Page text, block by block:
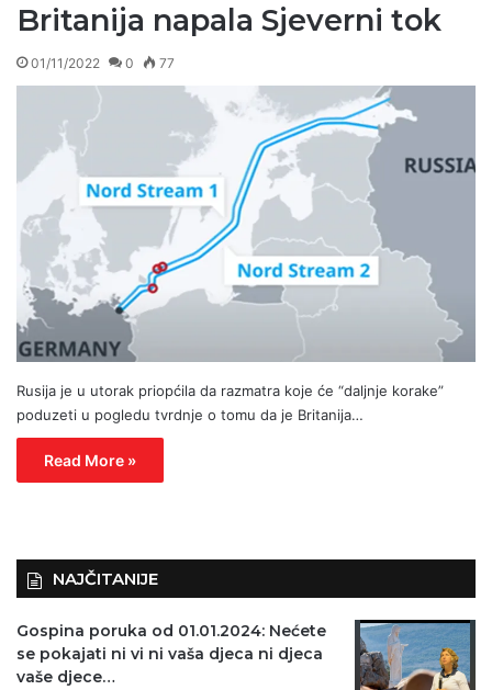
Britanija napala Sjeverni tok
01/11/2022 0 77
Rusija je u utorak priopćila da razmatra koje će “daljnje korake”
poduzeti u pogledu tvrdnje o tomu da je Britanija…
Read More »
NAJČITANIJE
Gospina poruka od 01.01.2024: Nećete
se pokajati ni vi ni vaša djeca ni djeca
vaše djece…